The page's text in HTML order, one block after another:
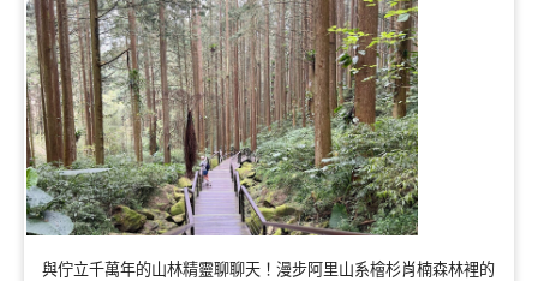
與佇立千萬年的山林精靈聊聊天！漫步阿里山系檜杉肖楠森林裡的